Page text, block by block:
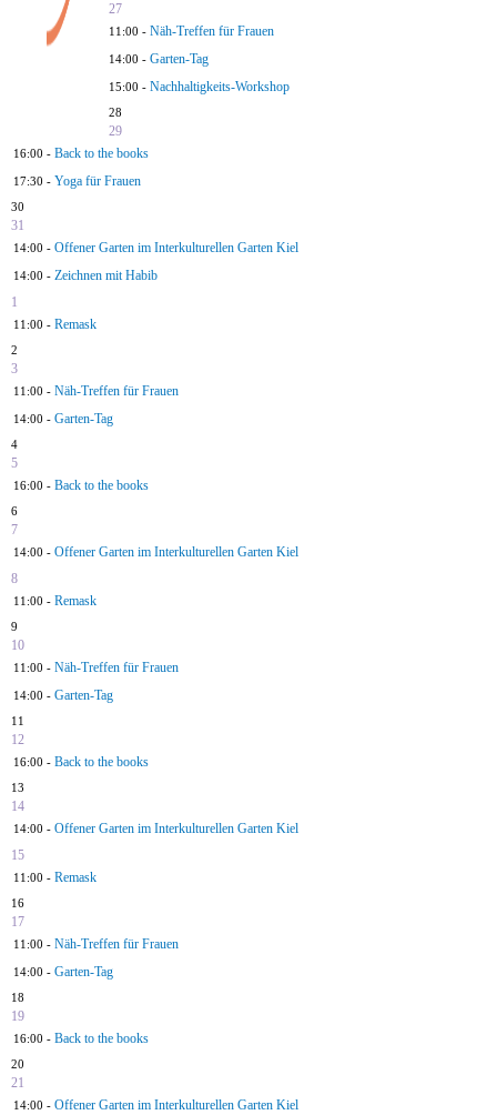
27
11:00 - Näh-Treffen für Frauen
14:00 - Garten-Tag
15:00 - Nachhaltigkeits-Workshop
28
29
16:00 - Back to the books
17:30 - Yoga für Frauen
30
31
14:00 - Offener Garten im Interkulturellen Garten Kiel
14:00 - Zeichnen mit Habib
1
11:00 - Remask
2
3
11:00 - Näh-Treffen für Frauen
14:00 - Garten-Tag
4
5
16:00 - Back to the books
6
7
14:00 - Offener Garten im Interkulturellen Garten Kiel
8
11:00 - Remask
9
10
11:00 - Näh-Treffen für Frauen
14:00 - Garten-Tag
11
12
16:00 - Back to the books
13
14
14:00 - Offener Garten im Interkulturellen Garten Kiel
15
11:00 - Remask
16
17
11:00 - Näh-Treffen für Frauen
14:00 - Garten-Tag
18
19
16:00 - Back to the books
20
21
14:00 - Offener Garten im Interkulturellen Garten Kiel